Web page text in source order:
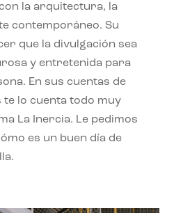
la arquitectura, la
contemporáneo. Su
que la divulgación sea
y entretenida para
En sus cuentas de
te lo cuenta todo muy
La Inercia. Le pedimos
es un buen día de